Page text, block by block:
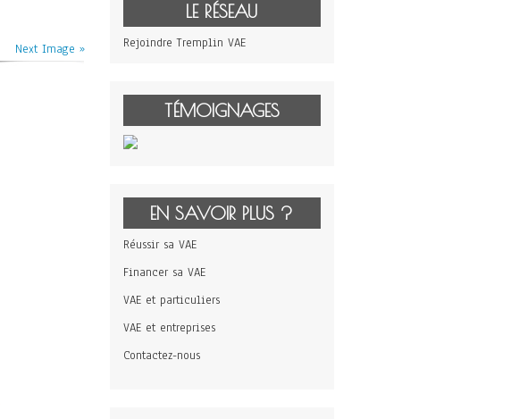
Next Image »
LE RÉSEAU
Rejoindre Tremplin VAE
TÉMOIGNAGES
EN SAVOIR PLUS ?
Réussir sa VAE
Financer sa VAE
VAE et particuliers
VAE et entreprises
Contactez-nous